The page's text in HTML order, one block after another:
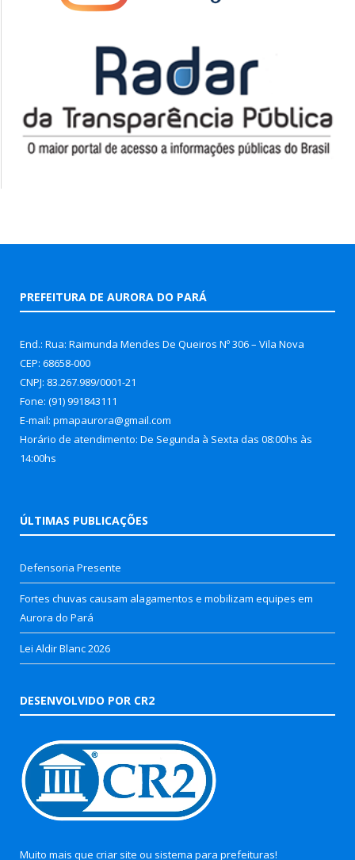
PREFEITURA DE AURORA DO PARÁ
End.: Rua: Raimunda Mendes De Queiros Nº 306 – Vila Nova
CEP: 68658-000
CNPJ: 83.267.989/0001-21
Fone: (91) 991843111
E-mail: pmapaurora@gmail.com
Horário de atendimento: De Segunda à Sexta das 08:00hs às
14:00hs
ÚLTIMAS PUBLICAÇÕES
Defensoria Presente
Fortes chuvas causam alagamentos e mobilizam equipes em
Aurora do Pará
Lei Aldir Blanc 2026
DESENVOLVIDO POR CR2
Muito mais que criar site ou sistema para prefeituras!